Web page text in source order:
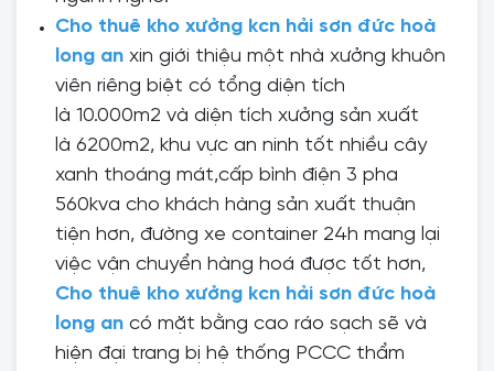
Cho thuê kho xưởng kcn hải sơn đức hoà
long an xin giới thiệu một nhà xưởng khuôn
viên riêng biệt có tổng diện tích
là 10.000m2 và diện tích xưởng sản xuất
là 6200m2, khu vực an ninh tốt nhiều cây
xanh thoáng mát,cấp bình điện 3 pha
560kva cho khách hàng sản xuất thuận
tiện hơn, đường xe container 24h mang lại
việc vận chuyển hàng hoá được tốt hơn,
Cho thuê kho xưởng kcn hải sơn đức hoà
long an có mặt bằng cao ráo sạch sẽ và
hiện đại trang bị hệ thống PCCC thẩm